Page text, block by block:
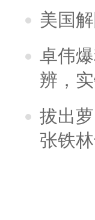
美国
卓伟
辨，
拔出
张铁